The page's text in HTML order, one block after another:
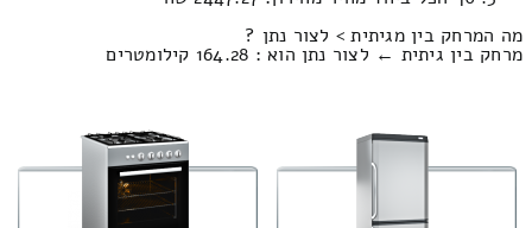
מה המרחק בין מגיתית > לצור נתן ?
מרחק בין גיתית ← לצור נתן הוא : 164.28 קילומטרים